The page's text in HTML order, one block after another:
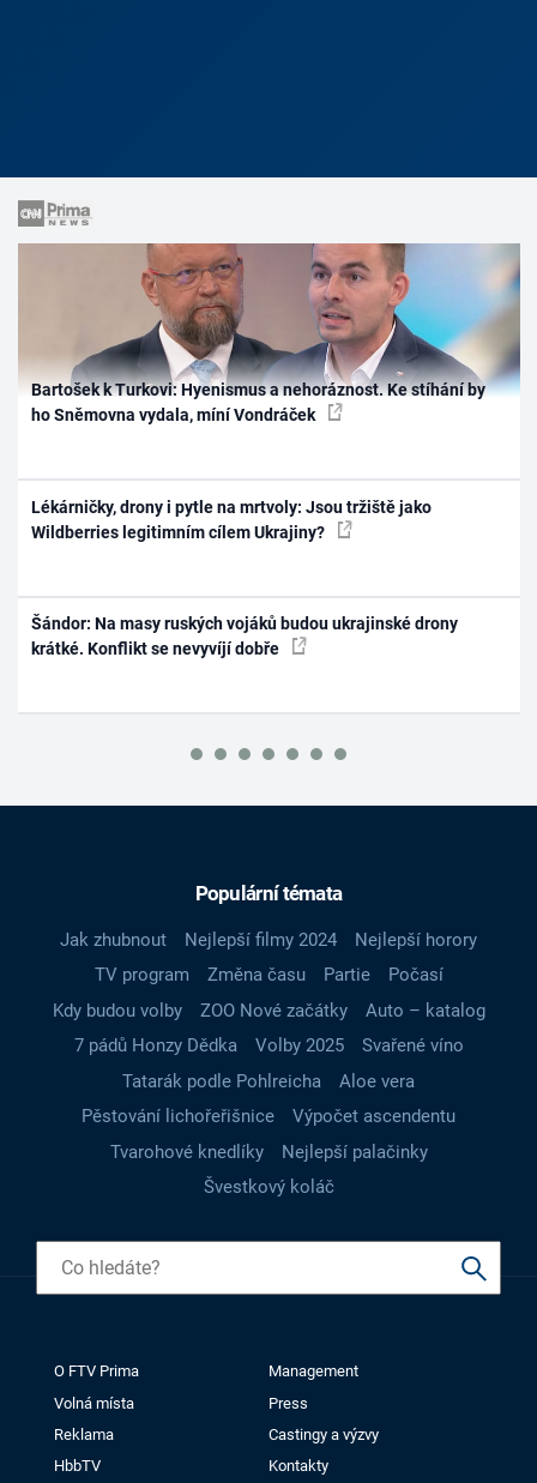
Bartošek k Turkovi: Hyenismus a nehoráznost. Ke stíhání by
ho Sněmovna vydala, míní Vondráček
Lékárničky, drony i pytle na mrtvoly: Jsou tržiště jako
Wildberries legitimním cílem Ukrajiny?
Šándor: Na masy ruských vojáků budou ukrajinské drony
krátké. Konflikt se nevyvíjí dobře
Populární témata
Jak zhubnout Nejlepší filmy 2024
Nejlepší horory
TV program
Změna času Partie
Počasí
Kdy budou volby
ZOO Nové začátky
Auto – katalog
7 pádů Honzy Dědka
Volby 2025
Svařené víno
Tatarák podle Pohlreicha
Aloe vera
Pěstování lichořeřišnice
Výpočet ascendentu
Tvarohové knedlíky
Nejlepší palačinky
Švestkový koláč
O FTV Prima
Management
Volná místa
Press
Reklama
Castingy a výzvy
HbbTV
Kontakty